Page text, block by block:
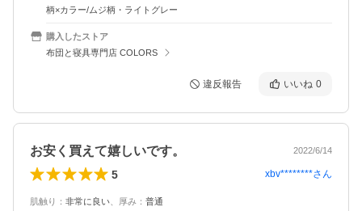
柄×カラー/ムジ柄・ライトグレー
購入したストア
布団と寝具専門店 COLORS
違反報告 いいね 0
お安く買えて嬉しいです。 2022/6/14
5 xbv********さん
肌触り ： 非常に良い 厚み ： 普通